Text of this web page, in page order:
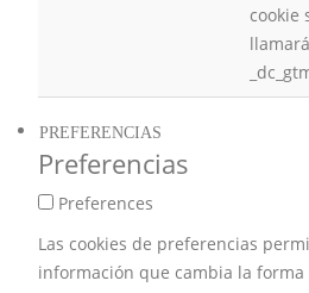
cookie
llamará
PREFERENCIAS
Preferencias
Preferences
Las cookies de preferencias
información que cambia la forma